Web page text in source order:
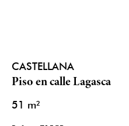
CASTELLANA
Piso en calle Lagasca
51 m²